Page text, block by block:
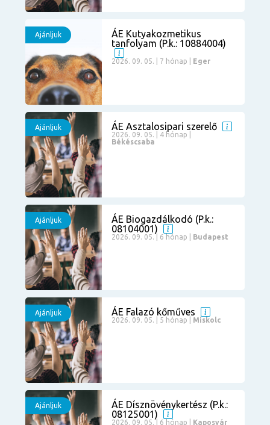
ÁE Kutyakozmetikus
tanfolyam (P.k.: 10884004)
2026. 09. 05. | 7 hónap | Eger
Ajánljuk
ÁE Asztalosipari szerelő
2026. 09. 05. | 4 hónap |
Békéscsaba
Ajánljuk
ÁE Biogazdálkodó (P.k.:
08104001)
2026. 09. 05. | 6 hónap | Budapest
Ajánljuk
ÁE Falazó kőműves
2026. 09. 05. | 5 hónap | Miskolc
Ajánljuk
ÁE Dísznövénykertész (P.k.:
08125001)
2026. 09. 05. | 6 hónap | Kaposvár
Ajánljuk